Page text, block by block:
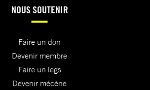
NOUS SOUTENIR
Faire un don
Devenir membre
Faire un legs
Devenir mécène